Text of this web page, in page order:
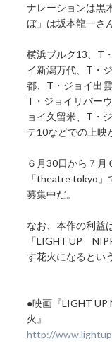
ナレーションは黒
ぼ」は坂本龍一さ
横浜ブルク13、T
イ新潟万代、T・
都、T・ジョイ出
T・ジョイリバー
ョイ久留米、T・
テ10などでの上映
６月30日から７月
「theatre tokyo」
募集中だ。
なお、本作の利益
「LIGHT UP
す花火になるとい
●映画『LIGHT
火』
http://